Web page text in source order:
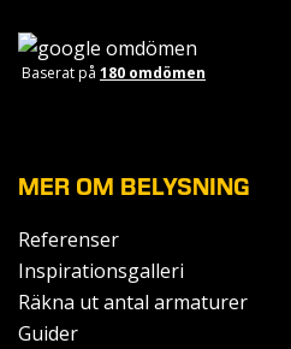
Baserat på 180 omdömen
MER OM BELYSNING
Referenser
Inspirationsgalleri
Räkna ut antal armaturer
Guider